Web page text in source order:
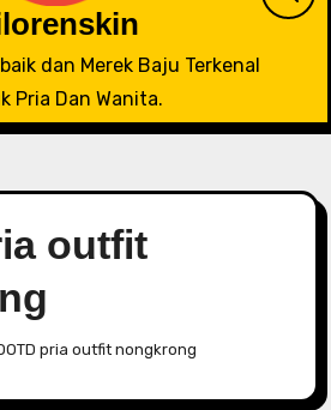
dan Merek Baju Terkenal
Pria Dan Wanita.
outfit
pria outfit nongkrong